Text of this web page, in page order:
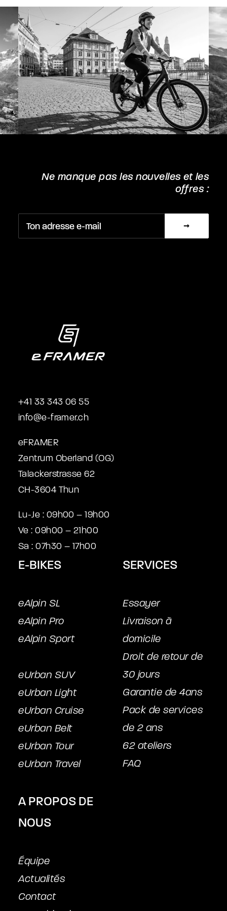
choisies
sur
la
page
du
produit
Ne manque pas les nouvelles et les
offres :
+41 33 343 06 55
info@e-framer.ch
eFRAMER
Zentrum Oberland (OG)
Talackerstrasse 62
CH-3604 Thun
Lu-Je : 09h00 – 19h00
Ve : 09h00 – 21h00
Sa : 07h30 – 17h00
E-BIKES
eAlpin SL
eAlpin Pro
eAlpin Sport
eUrban SUV
eUrban Light
eUrban Cruise
eUrban Belt
eUrban Tour
eUrban Travel
SERVICES
Essayer
Livraison à
domicile
Droit de retour de
30 jours
Garantie de 4ans
Pack de services
de 2 ans
62 ateliers
FAQ
A PROPOS DE
NOUS
Équipe
Actualités
Contact